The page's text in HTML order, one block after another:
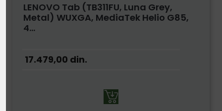
LENOVO Tab (TB311FU, Luna Grey,
Metal) WUXGA, MediaTek Helio G85,
4...
17.479,00 din.